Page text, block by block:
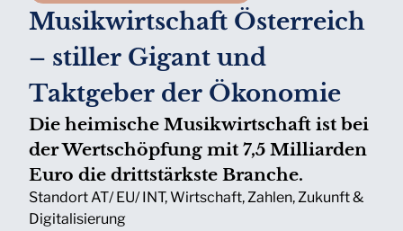
Musikwirtschaft Österreich
– stiller Gigant und
Taktgeber der Ökonomie
Die heimische Musikwirtschaft ist bei
der Wertschöpfung mit 7,5 Milliarden
Euro die drittstärkste Branche.
Standort AT/ EU/ INT,Wirtschaft,Zahlen,Zukunft &
Digitalisierung